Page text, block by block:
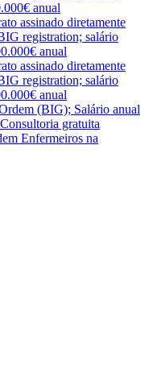
anual
assinado diretamente
registration; salário
anual
assinado diretamente
registration; salário
anual
(BIG); Salário anual
gratuita
Enfermeiros na